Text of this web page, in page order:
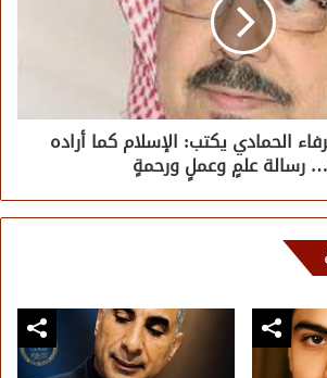
الحمادي يكتب: الإسلام كما أراده
رسالة علمٍ وعملٍ ورحمةٍ